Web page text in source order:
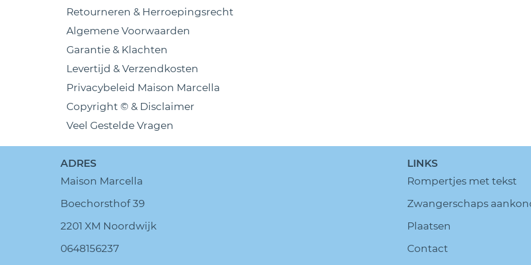
Retourneren & Herroepingsrecht
Algemene Voorwaarden
Garantie & Klachten
Levertijd & Verzendkosten
Privacybeleid Maison Marcella
Copyright © & Disclaimer
Veel Gestelde Vragen
ADRES
Maison Marcella
Boechorsthof 39
2201 XM Noordwijk
0648156237
LINKS
Rompertjes met tekst
Zwangerschaps
Plaatsen
Contact